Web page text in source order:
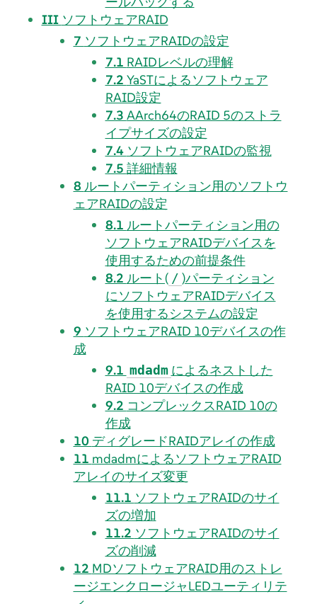
III ソフトウェアRAID
7 ソフトウェアRAIDの設定
7.1 RAIDレベルの理解
7.2 YaSTによるソフトウェア
RAID設定
7.3 AArch64のRAID 5のストラ
イプサイズの設定
7.4 ソフトウェアRAIDの監視
7.5 詳細情報
8 ルートパーティション用のソフトウ
ェアRAIDの設定
8.1 ルートパーティション用の
ソフトウェアRAIDデバイスを
使用するための前提条件
8.2 ルート( / )パーティション
にソフトウェアRAIDデバイス
を使用するシステムの設定
9 ソフトウェアRAID 10デバイスの作
成
9.1 mdadm によるネストした
RAID 10デバイスの作成
9.2 コンプレックスRAID 10の
作成
10 ディグレードRAIDアレイの作成
11 mdadmによるソフトウェアRAID
アレイのサイズ変更
11.1 ソフトウェアRAIDのサイ
ズの増加
11.2 ソフトウェアRAIDのサイ
ズの削減
12 MDソフトウェアRAID用のストレ
ージエンクロージャLEDユーティリテ